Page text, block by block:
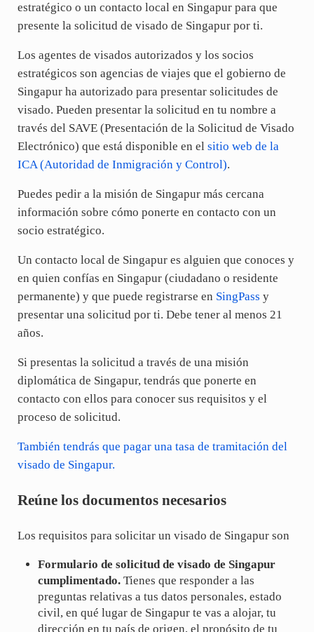
estratégico o un contacto local en Singapur para que
presente la solicitud de visado de Singapur por ti.
Los agentes de visados autorizados y los socios
estratégicos son agencias de viajes que el gobierno de
Singapur ha autorizado para presentar solicitudes de
visado. Pueden presentar la solicitud en tu nombre a
través del SAVE (Presentación de la Solicitud de Visado
Electrónico) que está disponible en el sitio web de la
ICA (Autoridad de Inmigración y Control).
Puedes pedir a la misión de Singapur más cercana
información sobre cómo ponerte en contacto con un
socio estratégico.
Un contacto local de Singapur es alguien que conoces y
en quien confías en Singapur (ciudadano o residente
permanente) y que puede registrarse en SingPass y
presentar una solicitud por ti. Debe tener al menos 21
años.
Si presentas la solicitud a través de una misión
diplomática de Singapur, tendrás que ponerte en
contacto con ellos para conocer sus requisitos y el
proceso de solicitud.
También tendrás que pagar una tasa de tramitación del
visado de Singapur.
Reúne los documentos necesarios
Los requisitos para solicitar un visado de Singapur son
Formulario de solicitud de visado de Singapur
cumplimentado.Tienes que responder a las
preguntas relativas a tus datos personales, estado
civil, en qué lugar de Singapur te vas a alojar, tu
dirección en tu país de origen, el propósito de tu